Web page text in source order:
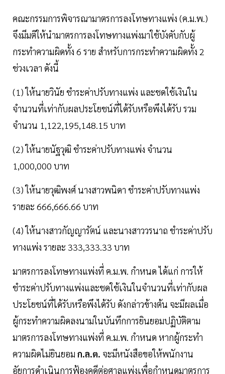
คณะกรรมการพิจารณามาตรการลงโทษทางแพ่ง (ค.ม.พ.)
จึงมีมติให้นำมาตรการลงโทษทางแพ่งมาใช้บังคับกับผู้
กระทำความผิดทั้ง 6 ราย สำหรับการกระทำความผิดทั้ง 2
ช่วงเวลา ดังนี้
(1) ให้นายวินัย ชำระค่าปรับทางแพ่ง และชดใช้เงินใน
จำนวนที่เท่ากับผลประโยชน์ที่ได้รับหรือพึงได้รับ รวม
จำนวน 1,122,195,148.15 บาท
(2) ให้นายนัฐวุฒิ ชำระค่าปรับทางแพ่ง จำนวน
1,000,000 บาท
(3) ให้นายวุฒิพงศ์ นางสาวพนิดา ชำระค่าปรับทางแพ่ง
รายละ 666,666.66 บาท
(4) ให้นางสาวกัญญารัตน์ และนางสาววรนาถ ชำระค่าปรับ
ทางแพ่ง รายละ 333,333.33 บาท
มาตรการลงโทษทางแพ่งที่ ค.ม.พ. กำหนด ได้แก่ การให้
ชำระค่าปรับทางแพ่งและชดใช้เงินในจำนวนที่เท่ากับผล
ประโยชน์ที่ได้รับหรือพึงได้รับ ดังกล่าวข้างต้น จะมีผลเมื่อ
ผู้กระทำความผิดลงนามในบันทึกการยินยอมปฏิบัติตาม
มาตรการลงโทษทางแพ่งที่ ค.ม.พ. กำหนด หากผู้กระทำ
ความผิดไม่ยินยอม ก.ล.ต. จะมีหนังสือขอให้พนักงาน
อัยการดำเนินการฟ้องคดีต่อศาลแพ่งเพื่อกำหนดมาตรการ